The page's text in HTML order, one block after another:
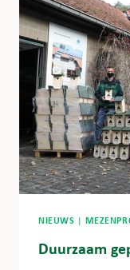
NIEUWS |
Duurzaam